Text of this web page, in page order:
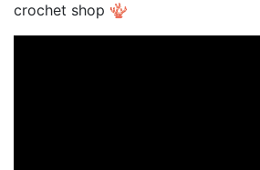
crochet shop 🪸